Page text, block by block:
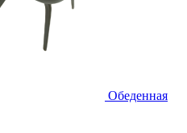
Обеденная